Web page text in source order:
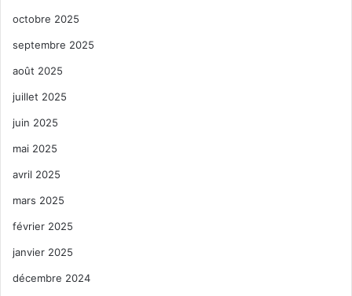
octobre 2025
septembre 2025
août 2025
juillet 2025
juin 2025
mai 2025
avril 2025
mars 2025
février 2025
janvier 2025
décembre 2024